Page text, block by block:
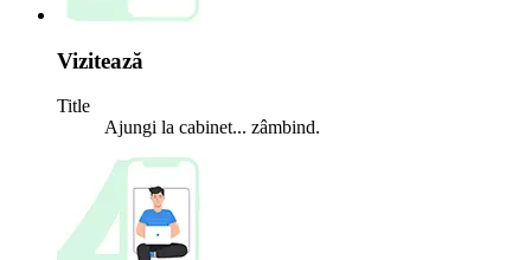
Vizitează
Title
Ajungi la cabinet... zâmbind.